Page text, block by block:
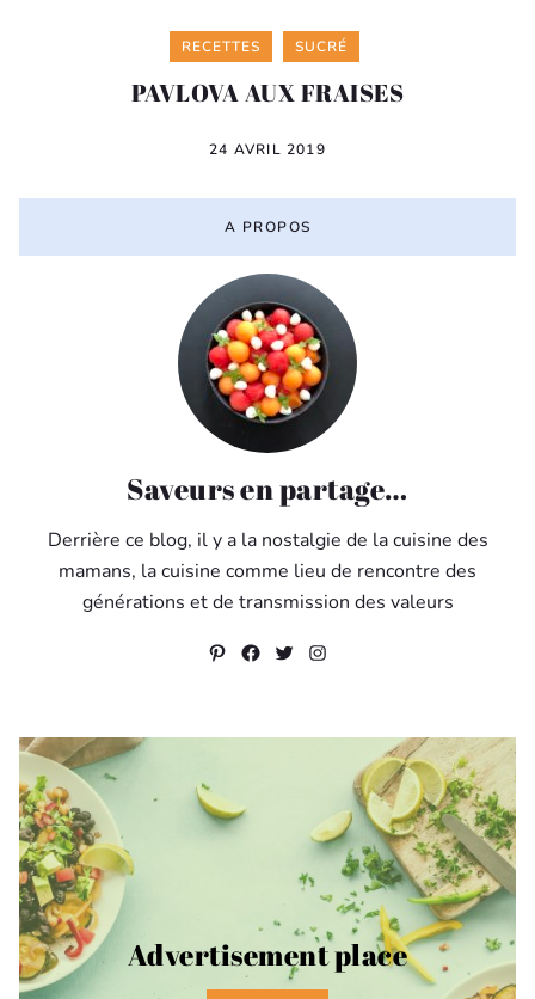
Categories
RECETTES SUCRÉ
PAVLOVA AUX FRAISES
24 AVRIL 2019
A PROPOS
Saveurs en partage…
Derrière ce blog, il y a la nostalgie de la cuisine des
mamans, la cuisine comme lieu de rencontre des
générations et de transmission des valeurs
Pinterest
Facebook
Twitter
Instagram
Advertisement place